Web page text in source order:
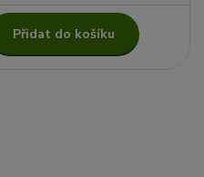
Přidat do košíku